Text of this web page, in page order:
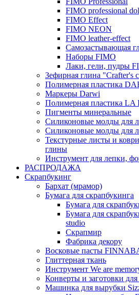
FIMO professional
FIMO Effect
FIMO NEON
FIMO leather-effect
Самозастывающая
Наборы FIMO
Лаки, гели, пудры
Зефирная глина "Crafter's
Полимерная пластика
Маркеры Darwi
Полимерная пластика LA
Пигменты минеральные
Силиконовые молды для
Силиконовые молды
Текстурные листы и
глины
Инструмент для лепки,
РАСПРОДАЖА
Скрапбукинг
Бархат (мрамор)
Бумага для скрапбукинга
Бумага для
Бумага для
studio
Скрапмир
Фабрика декору
Восковые пасты
Глиттерная ткань
Инструмент We are
Конверты и заготовки
Машинка для вырубки